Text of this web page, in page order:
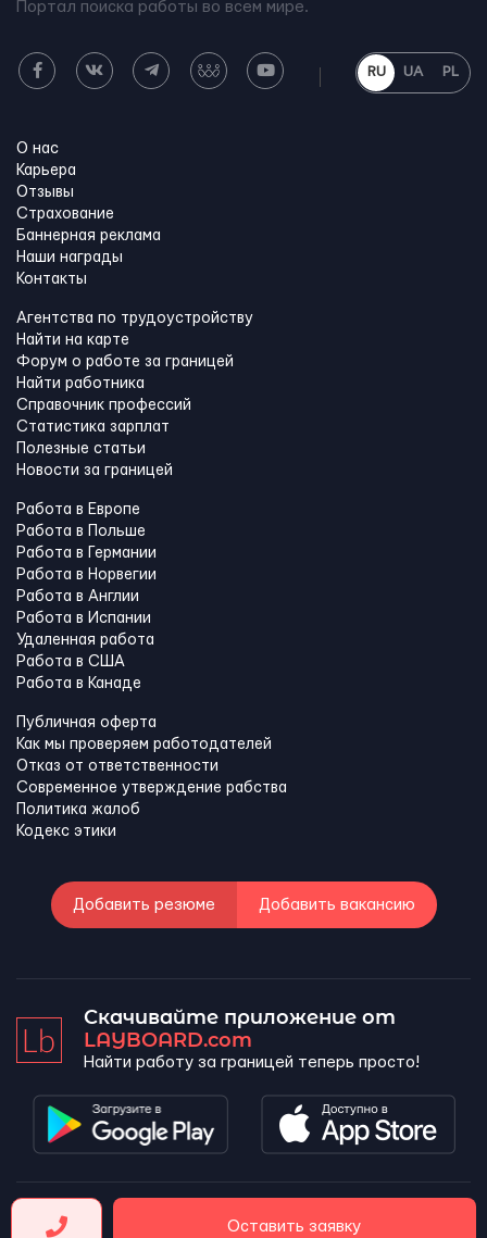
Оставить заявку
Портал поиска работы во всем мире.
RU UA PL
О нас
Карьера
Отзывы
Страхование
Баннерная реклама
Наши награды
Контакты
Агентства по трудоустройству
Найти на карте
Форум о работе за границей
Найти работника
Справочник профессий
Статистика зарплат
Полезные статьи
Новости за границей
Работа в Европе
Работа в Польше
Работа в Германии
Работа в Норвегии
Работа в Англии
Работа в Испании
Удаленная работа
Работа в США
Работа в Канадe
Публичная оферта
Как мы проверяем работодателей
Отказ от ответственности
Современное утверждение рабства
Политика жалоб
Кодекс этики
Добавить резюме Добавить вакансию
Скачивайте приложение от
LAYBOARD.com
Найти работу за границей теперь просто!
LAYBOARD, SL Copyright 2026 ©